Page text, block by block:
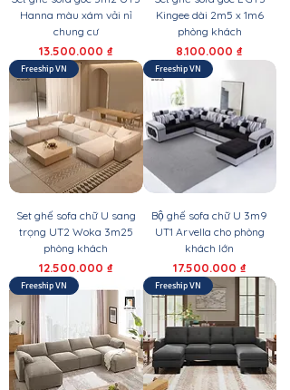
Hanna màu xám vải nỉ
chung cư
Giá
13.500.000 ₫
Kingee dài 2m5 x 1m6
phòng khách
Giá
8.100.000 ₫
Freeship VN
Set ghế sofa chữ U sang
trọng UT2 Woka 3m25
phòng khách
Giá
12.500.000 ₫
Freeship VN
Bộ ghế sofa chữ U 3m9
UT1 Arvella cho phòng
khách lớn
Giá
17.500.000 ₫
Freeship VN Freeship VN